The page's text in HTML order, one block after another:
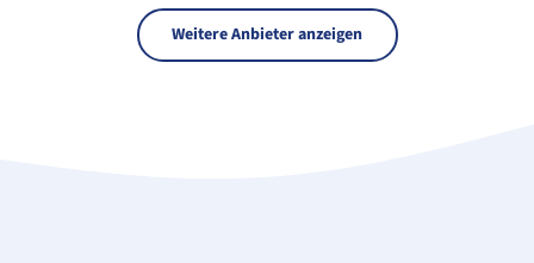
Weitere Anbieter anzeigen